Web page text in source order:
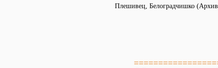
Плешивец, Белоградчишко